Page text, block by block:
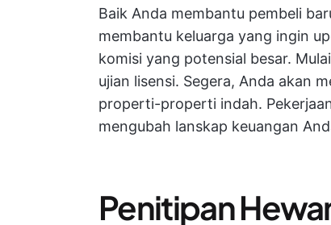
Baik Anda membantu pembeli
membantu keluarga yang ingin
komisi yang potensial besar.
ujian lisensi. Segera, Anda akan
properti-properti indah.
mengubah lanskap keuangan
Penitipan